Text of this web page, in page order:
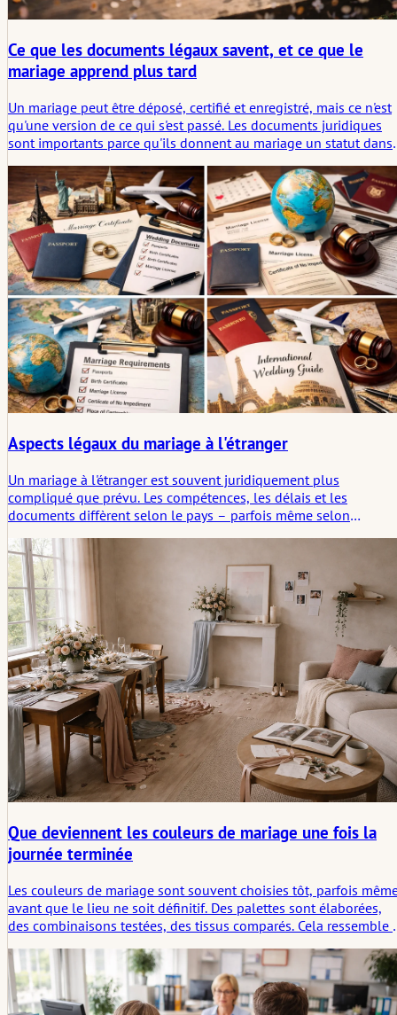
Ce que les documents légaux savent, et ce que le
mariage apprend plus tard
Un mariage peut être déposé, certifié et enregistré, mais ce n'est
qu'une version de ce qui s'est passé. Les documents juridiques
sont importants parce qu'ils donnent au mariage un statut dans
intime qu'aucun formulaire ne peut entièrement décrire.
Aspects légaux du mariage à l'étranger
Un mariage à l'étranger est souvent juridiquement plus
compliqué que prévu. Les compétences, les délais et les
documents diffèrent selon le pays – parfois même selon
les retards, les coûts supplémentaires et les problèmes formels
après la célébration.
Que deviennent les couleurs de mariage une fois la
journée terminée
Les couleurs de mariage sont souvent choisies tôt, parfois
avant que le lieu ne soit définitif. Des palettes sont élaborées,
des combinaisons testées, des tissus comparés. Cela ressemble
même.